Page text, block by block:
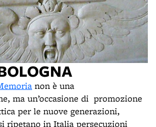
non è una
ma un’occasione di promozione
per le nuove generazioni,
ripetano in Italia persecuzioni